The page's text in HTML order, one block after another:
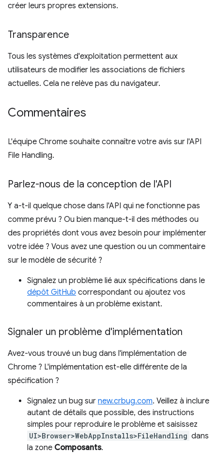
créer leurs propres extensions.
Transparence
Tous les systèmes d'exploitation permettent aux
utilisateurs de modifier les associations de fichiers
actuelles. Cela ne relève pas du navigateur.
Commentaires
L'équipe Chrome souhaite connaître votre avis sur l'API
File Handling.
Parlez-nous de la conception de l'API
Y a-t-il quelque chose dans l'API qui ne fonctionne pas
comme prévu ? Ou bien manque-t-il des méthodes ou
des propriétés dont vous avez besoin pour implémenter
votre idée ? Vous avez une question ou un commentaire
sur le modèle de sécurité ?
Signalez un problème lié aux spécifications dans le
dépôt GitHub correspondant ou ajoutez vos
commentaires à un problème existant.
Signaler un problème d'implémentation
Avez-vous trouvé un bug dans l'implémentation de
Chrome ? L'implémentation est-elle différente de la
spécification ?
Signalez un bug sur new.crbug.com. Veillez à inclure
autant de détails que possible, des instructions
simples pour reproduire le problème et saisissez
UI>Browser>WebAppInstalls>FileHandling dans
la zone Composants.